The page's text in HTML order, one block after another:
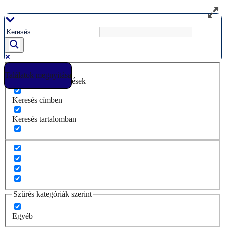
a
tartalomhoz
Találatok megnyitása
Csak pontos egyezések
Keresés címben
Keresés tartalomban
Szűrés kategóriák szerint
Egyéb